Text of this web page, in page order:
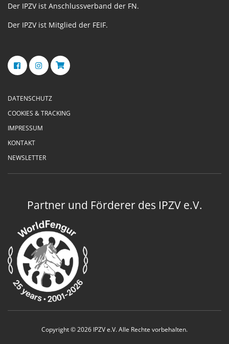
Der IPZV ist Anschlussverband der FN.
Der IPZV ist Mitglied der FEIF.
DATENSCHUTZ
COOKIES & TRACKING
IMPRESSUM
KONTAKT
NEWSLETTER
Partner und Förderer des IPZV e.V.
Copyright © 2026 IPZV e.V. Alle Rechte vorbehalten.